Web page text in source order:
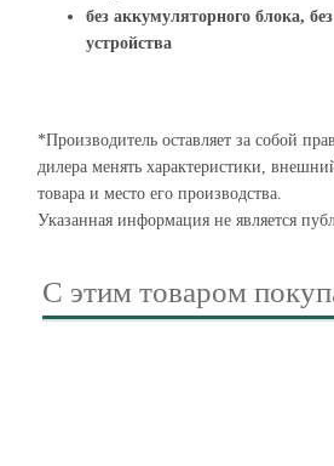
без аккумуляторного блока,
устройства
*Производитель оставляет за собой
дилера менять характеристики,
товара и место его производства.
Указанная информация не является
С этим товаром